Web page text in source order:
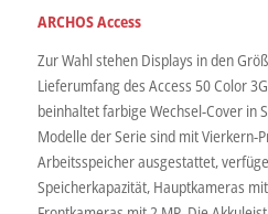
ARCHOS Access
Zur Wahl stehen Displays in den
Lieferumfang des Access 50 Color
beinhaltet farbige Wechsel-Cover in
Modelle der Serie sind mit Vierkern-
Arbeitsspeicher ausgestattet,
Speicherkapazität, Hauptkameras